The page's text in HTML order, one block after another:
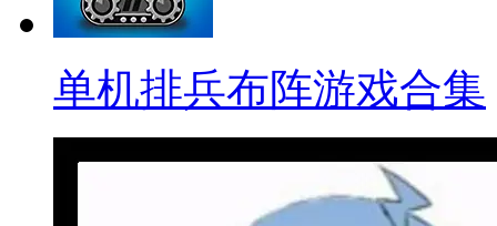
单机排兵布阵游戏合集